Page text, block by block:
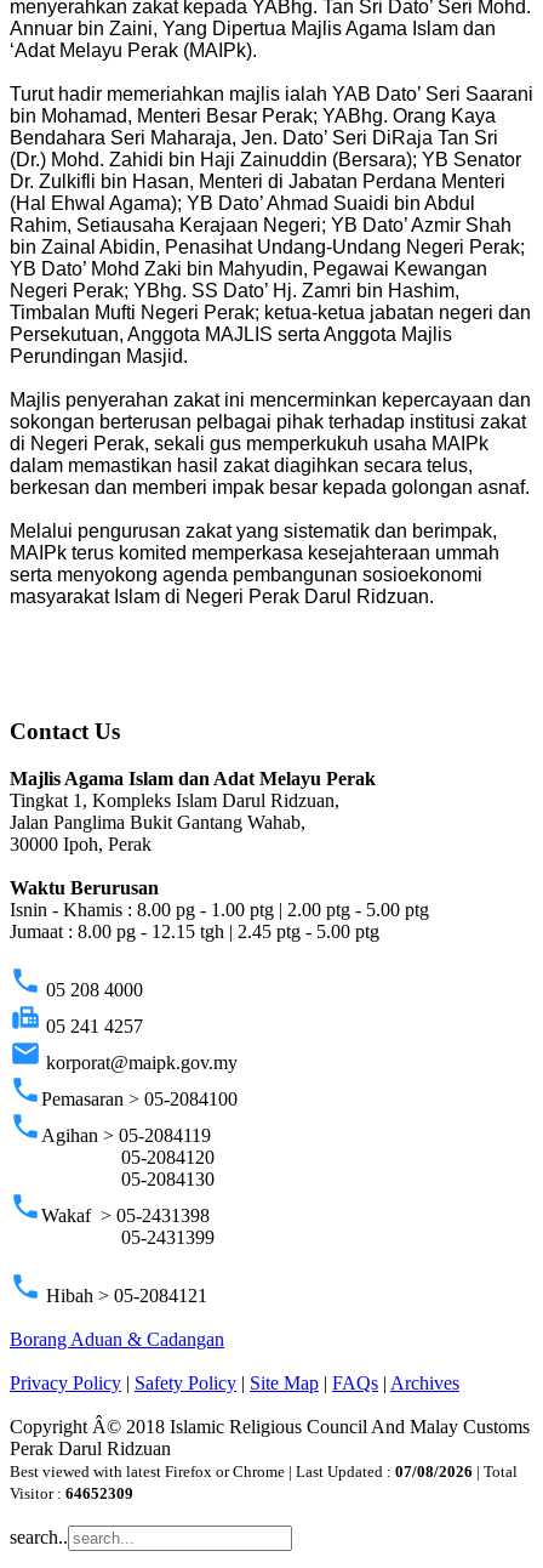
menyerahkan zakat kepada YABhg. Tan Sri Dato’ Seri Mohd.
Annuar bin Zaini, Yang Dipertua Majlis Agama Islam dan
‘Adat Melayu Perak (MAIPk).
Turut hadir memeriahkan majlis ialah YAB Dato’ Seri Saarani
bin Mohamad, Menteri Besar Perak; YABhg. Orang Kaya
Bendahara Seri Maharaja, Jen. Dato’ Seri DiRaja Tan Sri
(Dr.) Mohd. Zahidi bin Haji Zainuddin (Bersara); YB Senator
Dr. Zulkifli bin Hasan, Menteri di Jabatan Perdana Menteri
(Hal Ehwal Agama); YB Dato’ Ahmad Suaidi bin Abdul
Rahim, Setiausaha Kerajaan Negeri; YB Dato’ Azmir Shah
bin Zainal Abidin, Penasihat Undang-Undang Negeri Perak;
YB Dato’ Mohd Zaki bin Mahyudin, Pegawai Kewangan
Negeri Perak; YBhg. SS Dato’ Hj. Zamri bin Hashim,
Timbalan Mufti Negeri Perak; ketua-ketua jabatan negeri dan
Persekutuan, Anggota MAJLIS serta Anggota Majlis
Perundingan Masjid.
Majlis penyerahan zakat ini mencerminkan kepercayaan dan
sokongan berterusan pelbagai pihak terhadap institusi zakat
di Negeri Perak, sekali gus memperkukuh usaha MAIPk
dalam memastikan hasil zakat diagihkan secara telus,
berkesan dan memberi impak besar kepada golongan asnaf.
Melalui pengurusan zakat yang sistematik dan berimpak,
MAIPk terus komited memperkasa kesejahteraan ummah
serta menyokong agenda pembangunan sosioekonomi
masyarakat Islam di Negeri Perak Darul Ridzuan.
Contact Us
Majlis Agama Islam dan Adat Melayu Perak
Tingkat 1, Kompleks Islam Darul Ridzuan,
Jalan Panglima Bukit Gantang Wahab,
30000 Ipoh, Perak
Waktu Berurusan
Isnin - Khamis : 8.00 pg - 1.00 ptg | 2.00 ptg - 5.00 ptg
Jumaat : 8.00 pg - 12.15 tgh | 2.45 ptg - 5.00 ptg
phone 05 208 4000
fax 05 241 4257
email korporat@maipk.gov.my
phonePemasaran > 05-2084100
phone Agihan > 05-2084119
05-2084120
05-2084130
phoneWakaf > 05-2431398
05-2431399
phone Hibah > 05-2084121
Borang Aduan & Cadangan
Privacy Policy | Safety Policy | Site Map | FAQs | Archives
Copyright Â© 2018 Islamic Religious Council And Malay Customs
Perak Darul Ridzuan
Best viewed with latest Firefox or Chrome | Last Updated : 07/08/2026 | Total
Visitor : 64652309
search..